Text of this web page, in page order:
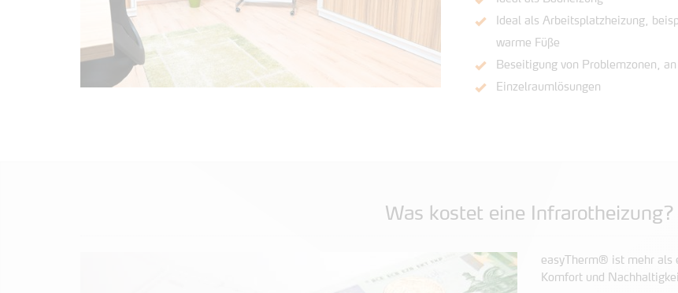
Ideal als Arbeitsplatzheizung,
warme Füße
Beseitigung von Problemzonen,
Einzelraumlösungen
Was kostet eine Infrarotheizung?
easyTherm® ist mehr als
Komfort und